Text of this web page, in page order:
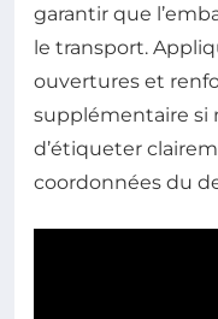
garantir que
le transport.
ouvertures et
supplémentaire si
d’étiqueter
coordonnées du